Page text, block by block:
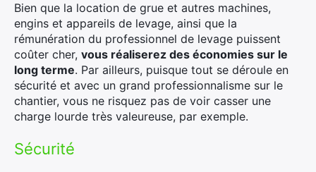
Bien que la location de grue et autres machines,
engins et appareils de levage, ainsi que la
rémunération du professionnel de levage puissent
coûter cher, vous réaliserez des économies sur le
long terme. Par ailleurs, puisque tout se déroule en
sécurité et avec un grand professionnalisme sur le
chantier, vous ne risquez pas de voir casser une
charge lourde très valeureuse, par exemple.
Sécurité